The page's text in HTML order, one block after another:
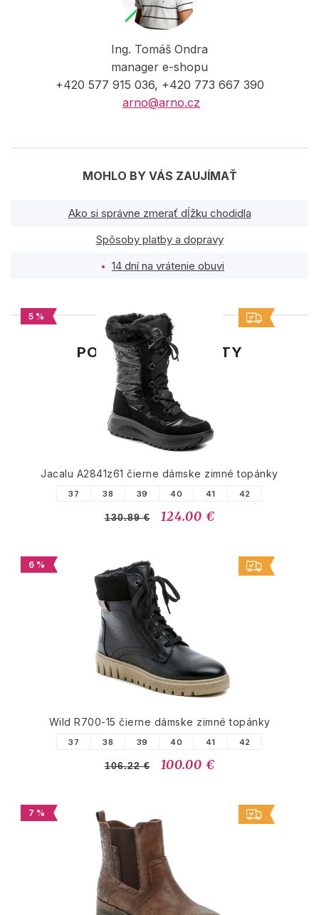
Ing. Tomáš Ondra
manager e-shopu
+420 577 915 036, +420 773 667 390
arno@arno.cz
MOHLO BY VÁS ZAUJÍMAŤ
Ako si správne zmerať dĺžku chodidla
Spôsoby platby a dopravy
14 dní na vrátenie obuvi
PODOBNÉ PRODUKTY
5 %
Jacalu A2841z61 čierne dámske zimné topánky
37 38 39 40 41 42
130.89 € 124.00 €
6 %
Wild R700-15 čierne dámske zimné topánky
37 38 39 40 41 42
106.22 € 100.00 €
7 %